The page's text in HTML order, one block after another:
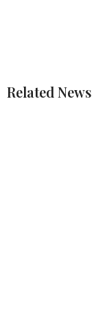
Related News